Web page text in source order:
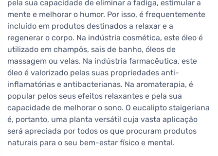
pela sua capacidade de eliminar a fadiga, estimular a
mente e melhorar o humor. Por isso, é frequentemente
incluído em produtos destinados a relaxar e a
regenerar o corpo. Na indústria cosmética, este óleo é
utilizado em champôs, sais de banho, óleos de
massagem ou velas. Na indústria farmacêutica, este
óleo é valorizado pelas suas propriedades anti-
inflamatórias e antibacterianas. Na aromaterapia, é
popular pelos seus efeitos relaxantes e pela sua
capacidade de melhorar o sono. O eucalipto staigeriana
é, portanto, uma planta versátil cuja vasta aplicação
será apreciada por todos os que procuram produtos
naturais para o seu bem-estar físico e mental.